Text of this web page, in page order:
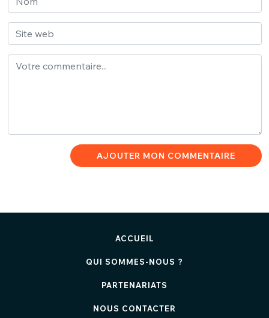
AJOUTER MON COMMENTAIRE
ACCUEIL
QUI SOMMES-NOUS ?
PARTENARIATS
NOUS CONTACTER